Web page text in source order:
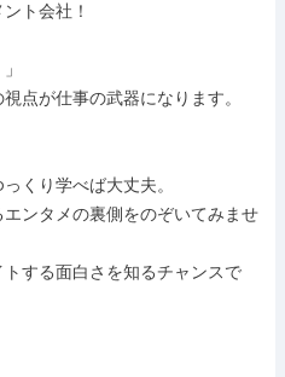
ト会社！
点が仕事の武器になります。
くり学べば大丈夫。
ンタメの裏側をのぞいてみませ
する面白さを知るチャンスで